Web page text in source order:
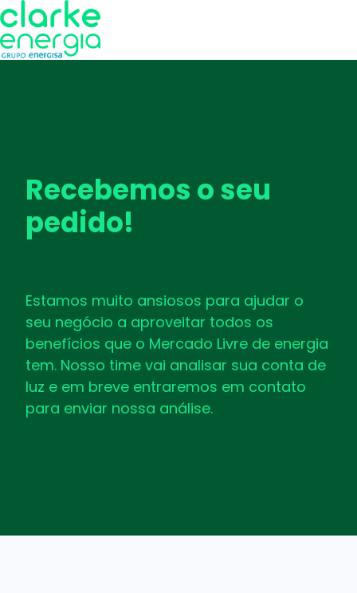
Recebemos o seu
pedido!
Estamos muito ansiosos para ajudar o
seu negócio a aproveitar todos os
benefícios que o Mercado Livre de energia
tem. Nosso time vai analisar sua conta de
luz e em breve entraremos em contato
para enviar nossa análise.